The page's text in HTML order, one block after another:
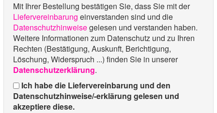
Mit Ihrer Bestellung bestätigen Sie, dass Sie mit der
Liefervereinbarung einverstanden sind und die
Datenschutzhinweisegelesen und verstanden haben.
Weitere Informationen zum Datenschutz und zu Ihren
Rechten (Bestätigung, Auskunft, Berichtigung,
Löschung, Widerspruch ...) finden Sie in unserer
Datenschutzerklärung.
Ich habe die Liefervereinbarung und den
Datenschutzhinweise/-erklärung gelesen und
akzeptiere diese.